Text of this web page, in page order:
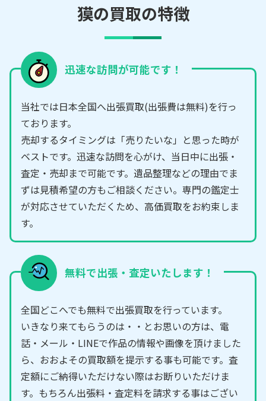
獏の買取の特徴
迅速な訪問が可能です！
当社では日本全国へ出張買取(出張費は無料)を行っ
ております。
売却するタイミングは「売りたいな」と思った時が
ベストです。迅速な訪問を心がけ、当日中に出張・
査定・売却まで可能です。遺品整理などの理由でま
ずは見積希望の方もご相談ください。専門の鑑定士
が対応させていただくため、高価買取をお約束しま
す。
無料で出張・査定いたします！
全国どこへでも無料で出張買取を行っています。
いきなり来てもらうのは・・とお思いの方は、電
話・メール・LINEで作品の情報や画像を頂けました
ら、おおよその買取額を提示する事も可能です。査
定額にご納得いただけない際はお断りいただけま
す。もちろん出張料・査定料を請求する事はござい